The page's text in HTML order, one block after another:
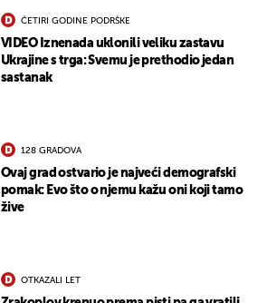
ČETIRI GODINE PODRŠKE
VIDEO Iznenada uklonili veliku zastavu
Ukrajine s trga: Svemu je prethodio jedan
sastanak
128 GRADOVA
Ovaj grad ostvario je najveći demografski
pomak: Evo što o njemu kažu oni koji tamo
žive
OTKAZALI LET